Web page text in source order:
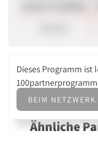
Dieses Programm ist
BEIM
Ähnliche